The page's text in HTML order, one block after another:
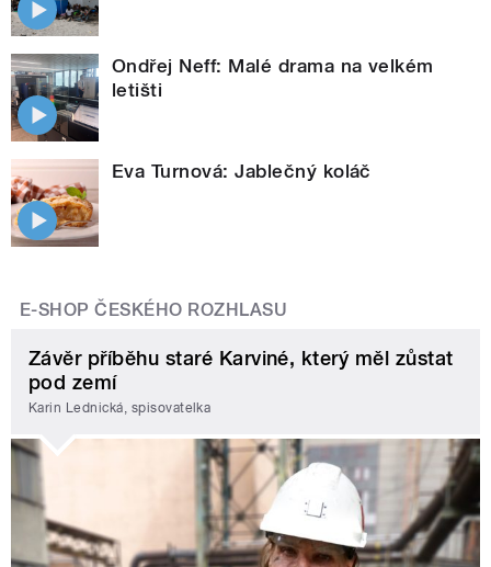
Ondřej Neff: Malé drama na velkém
letišti
Eva Turnová: Jablečný koláč
E-SHOP ČESKÉHO ROZHLASU
Závěr příběhu staré Karviné, který měl zůstat
pod zemí
Karin Lednická, spisovatelka